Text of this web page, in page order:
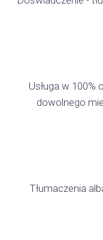
Usługa w 100%
dowolnego
Tłumaczenia